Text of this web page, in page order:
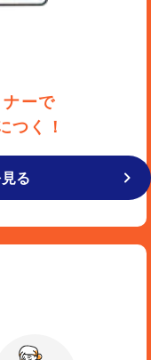
ーで
つく！
る